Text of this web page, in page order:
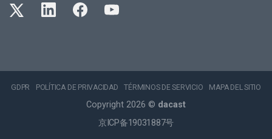
GDPR POLÍTICA DE PRIVACIDAD TÉRMINOS DE SERVICIO MAPA DEL SITIO
Copyright 2026 © dacast
京ICP备19031887号